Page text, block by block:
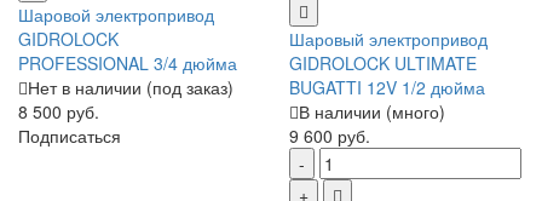
Шаровой электропривод
GIDROLOCK
PROFESSIONAL 3/4 дюйма
Нет в наличии (под заказ)
8 500 руб.
Подписаться
Шаровый электропривод
GIDROLOCK ULTIMATE
BUGATTI 12V 1/2 дюйма
В наличии (много)
9 600 руб.